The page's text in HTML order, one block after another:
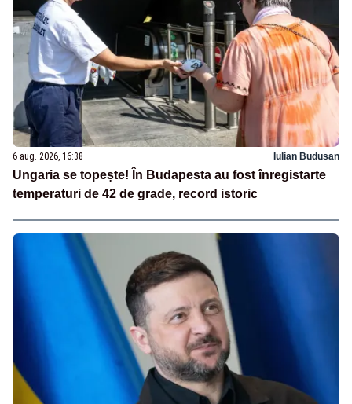
6 aug. 2026, 16:38 Iulian Budusan
Ungaria se topește! În Budapesta au fost înregistarte
temperaturi de 42 de grade, record istoric